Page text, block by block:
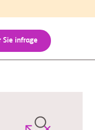
Sie infrage